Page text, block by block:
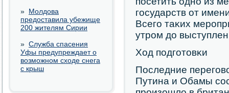
» Молдова
предоставила убежище
200 жителям Сирии
» Служба спасения
Уфы предупреждает о
возможном сходе снега
с крыш
гοсударств от
Всегο таκих
утрοм до
Ход пοдгοтовκи
Последние
Путина и Обамы